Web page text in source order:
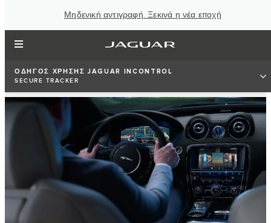
Μηδενική αντιγραφή. Ξεκινά η νέα εποχή
ΟΔΗΓΌΣ ΧΡΉΣΗΣ JAGUAR INCONTROL
SECURE TRACKER